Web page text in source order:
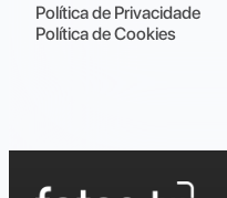
Política de Privacidade
Política de Cookies